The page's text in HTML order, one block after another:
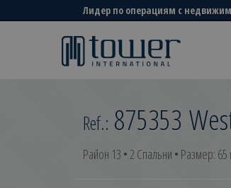
Лидер по операциям с
Ref.: 875353
Район 13 • 2 Спальни • Размер: 65